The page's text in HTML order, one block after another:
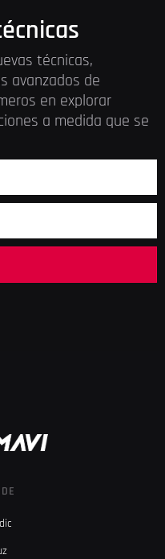
técnicas,
avanzados de
en explorar
a medida que se